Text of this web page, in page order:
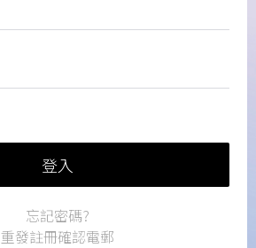
登入
忘記密碼?
重發註冊確認電郵